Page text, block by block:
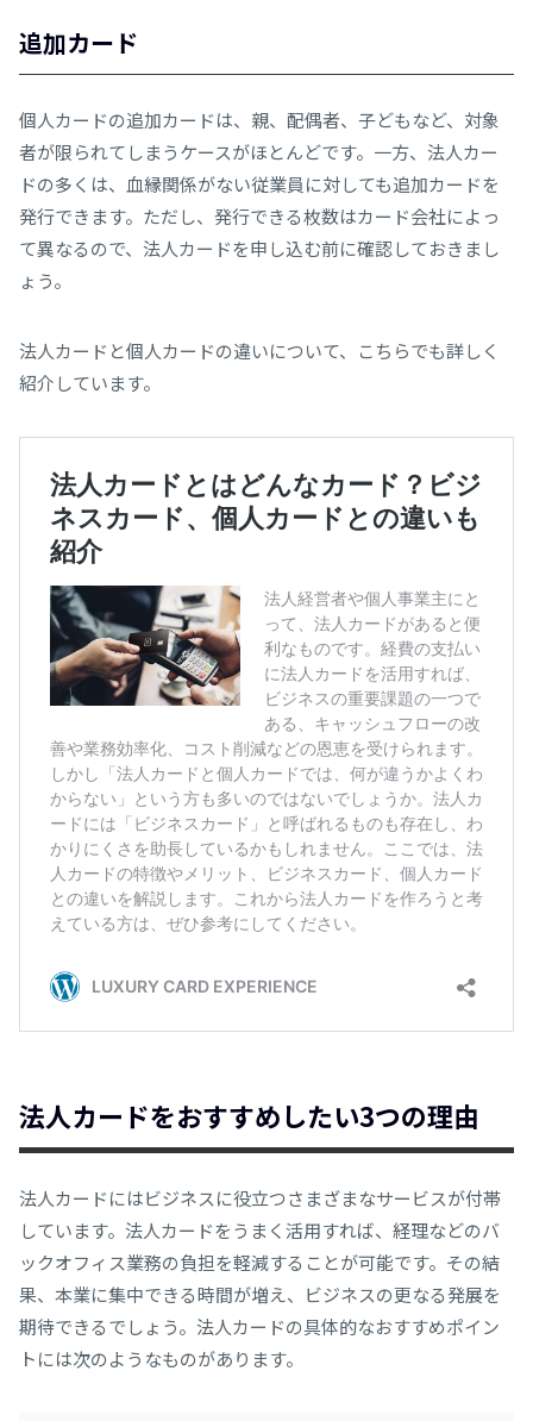
追加カード
個人カードの追加カードは、親、配偶者、子どもなど、対象
者が限られてしまうケースがほとんどです。一方、法人カー
ドの多くは、血縁関係がない従業員に対しても追加カードを
発行できます。ただし、発行できる枚数はカード会社によっ
て異なるので、法人カードを申し込む前に確認しておきまし
ょう。
法人カードと個人カードの違いについて、こちらでも詳しく
紹介しています。
法人カードをおすすめしたい3つの理由
法人カードにはビジネスに役立つさまざまなサービスが付帯
しています。法人カードをうまく活用すれば、経理などのバ
ックオフィス業務の負担を軽減することが可能です。その結
果、本業に集中できる時間が増え、ビジネスの更なる発展を
期待できるでしょう。法人カードの具体的なおすすめポイン
トには次のようなものがあります。